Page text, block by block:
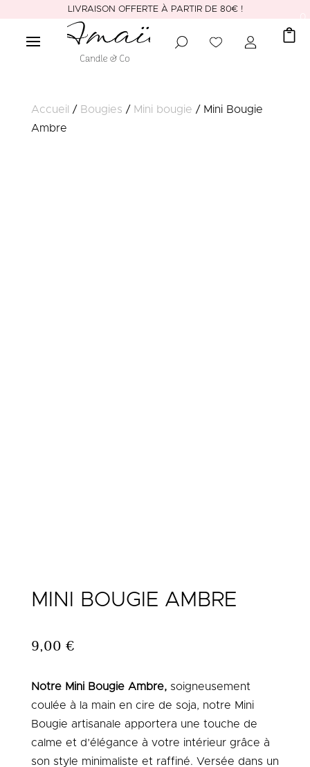
LIVRAISON OFFERTE À PARTIR DE 80€ !
Accueil / Bougies / Mini bougie / Mini Bougie
Ambre
MINI BOUGIE AMBRE
9,00 €
Notre Mini Bougie Ambre, soigneusement
coulée à la main en cire de soja, notre Mini
Bougie artisanale apportera une touche de
calme et d’élégance à votre intérieur grâce à
son style minimaliste et raffiné. Versée dans un